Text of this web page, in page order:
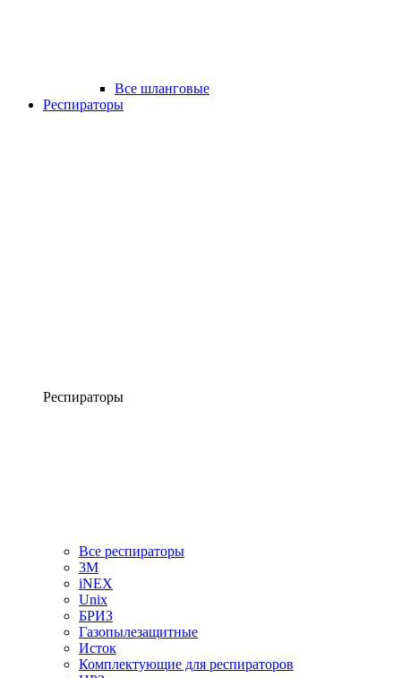
Все шланговые
Респираторы
Респираторы
Все респираторы
3М
iNEX
Unix
БРИЗ
Газопылезащитные
Исток
Комплектующие для респираторов